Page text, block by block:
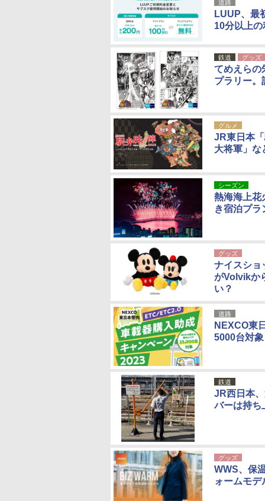
道路
LUUP、最
10分以上
鉄道 グッズ
てめえら
プラリー。
グルメ
JR東日本
大将軍」な
シーズン
熱海海上花
き宿泊プラ
グッズ
ナイスシ
がVolvikか
い？
道路
NEXCO東
5000台対象
鉄道
JR西日本
バーは持ち
グッズ
WWS、保
ォームモデ